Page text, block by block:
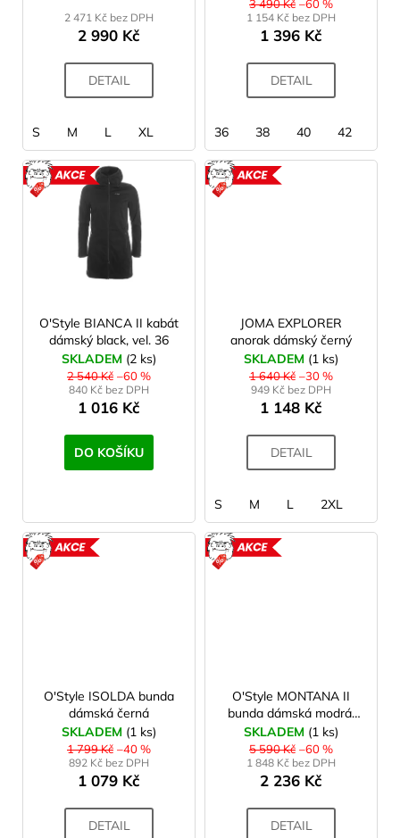
2 471 Kč bez DPH
2 990 Kč
DETAIL
S M L XL
3 490 Kč –60 %
1 154 Kč bez DPH
1 396 Kč
DETAIL
36 38 40 42
O'Style BIANCA II kabát
dámský black, vel. 36
SKLADEM (2 ks)
2 540 Kč –60 %
840 Kč bez DPH
1 016 Kč
DO KOŠÍKU
JOMA EXPLORER
anorak dámský černý
SKLADEM (1 ks)
1 640 Kč –30 %
949 Kč bez DPH
1 148 Kč
DETAIL
S M L 2XL
O'Style ISOLDA bunda
dámská černá
SKLADEM (1 ks)
1 799 Kč –40 %
892 Kč bez DPH
1 079 Kč
DETAIL
O'Style MONTANA II
bunda dámská modrá,
vel 34
SKLADEM (1 ks)
5 590 Kč –60 %
1 848 Kč bez DPH
2 236 Kč
DETAIL